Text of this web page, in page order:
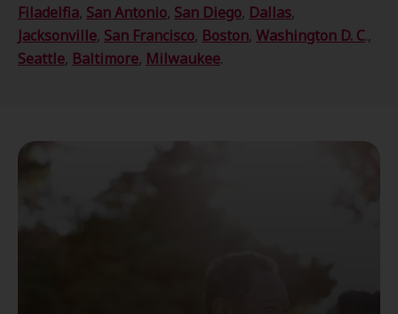
Filadelfia, San Antonio, San Diego, Dallas,
Jacksonville, San Francisco, Boston, Washington D. C.,
Seattle, Baltimore, Milwaukee.